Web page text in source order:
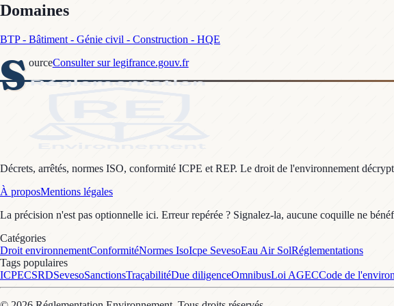
Domaines
BTP - Bâtiment - Génie civil - Construction - HQE
S ourceConsulter sur legifrance.gouv.fr
Décrets, arrêtés, normes ISO, conformité ICPE et REP. Le droit de l'environnement
À proposMentions légales
La précision n'est pas optionnelle ici. Erreur repérée ? Signalez-la, aucune coquille ne
Catégories
Droit environnementConformitéNormes IsoIcpe SevesoEau Air SolRéglementations
Tags populaires
ICPECSRDSevesoSanctionsTraçabilitéDue diligenceOmnibusLoi AGECCode de